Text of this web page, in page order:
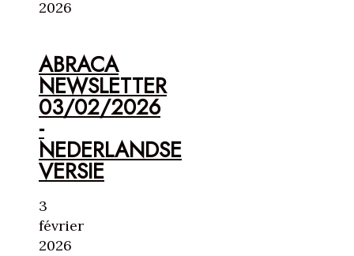
2026
ABRACA
NEWSLETTER
03/02/2026
-
NEDERLANDSE
VERSIE
3
février
2026